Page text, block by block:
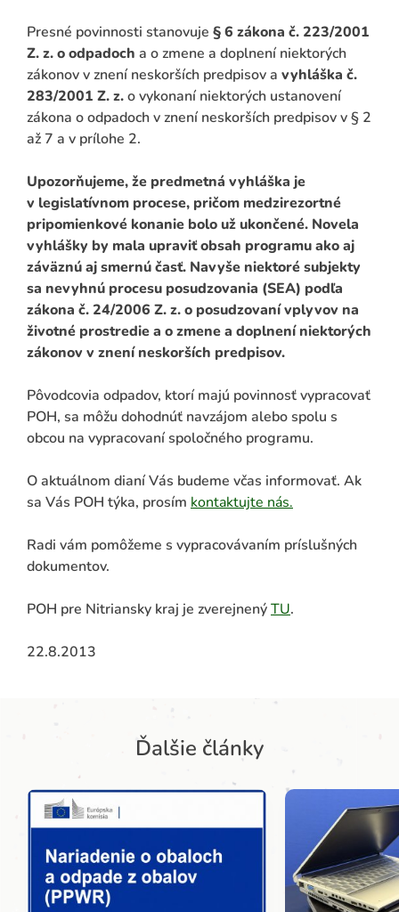
Presné povinnosti stanovuje § 6 zákona č. 223/2001
Z. z. o odpadoch a o zmene a doplnení niektorých
zákonov v znení neskorších predpisov a vyhláška č.
283/2001 Z. z.o vykonaní niektorých ustanovení
zákona o odpadoch v znení neskorších predpisov v § 2
až 7 a v prílohe 2.
Upozorňujeme, že predmetná vyhláška je
v legislatívnom procese, pričom medzirezortné
pripomienkové konanie bolo už ukončené. Novela
vyhlášky by mala upraviť obsah programu ako aj
záväznú aj smernú časť. Navyše niektoré subjekty
sa nevyhnú procesu posudzovania (SEA) podľa
zákona č. 24/2006 Z. z. o posudzovaní vplyvov na
životné prostredie a o zmene a doplnení niektorých
zákonov v znení neskorších predpisov.
Pôvodcovia odpadov, ktorí majú povinnosť vypracovať
POH, sa môžu dohodnúť navzájom alebo spolu s
obcou na vypracovaní spoločného programu.
O aktuálnom dianí Vás budeme včas informovať. Ak
sa Vás POH týka, prosím kontaktujte nás.
Radi vám pomôžeme s vypracovávaním príslušných
dokumentov.
POH pre Nitriansky kraj je zverejnenýTU.
22.8.2013
Ďalšie články